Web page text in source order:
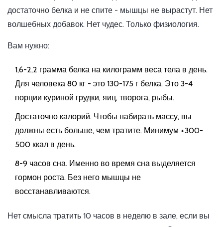
достаточно белка и не спите - мышцы не вырастут. Нет
волшебных добавок. Нет чудес. Только физиология.
Вам нужно:
1,6-2,2 грамма белка на килограмм веса тела в день.
Для человека 80 кг - это 130-175 г белка. Это 3-4
порции куриной грудки, яиц, творога, рыбы.
Достаточно калорий. Чтобы набирать массу, вы
должны есть больше, чем тратите. Минимум +300-
500 ккал в день.
8-9 часов сна. Именно во время сна выделяется
гормон роста. Без него мышцы не
восстанавливаются.
Нет смысла тратить 10 часов в неделю в зале, если вы